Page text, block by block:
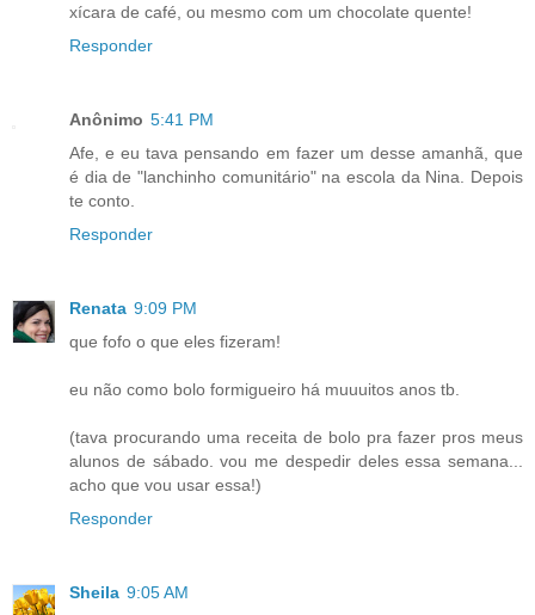
xícara de café, ou mesmo com um chocolate quente!
Responder
Anônimo 5:41 PM
Afe, e eu tava pensando em fazer um desse amanhã, que
é dia de "lanchinho comunitário" na escola da Nina. Depois
te conto.
Responder
Renata 9:09 PM
que fofo o que eles fizeram!
eu não como bolo formigueiro há muuuitos anos tb.
(tava procurando uma receita de bolo pra fazer pros meus
alunos de sábado. vou me despedir deles essa semana...
acho que vou usar essa!)
Responder
Sheila 9:05 AM